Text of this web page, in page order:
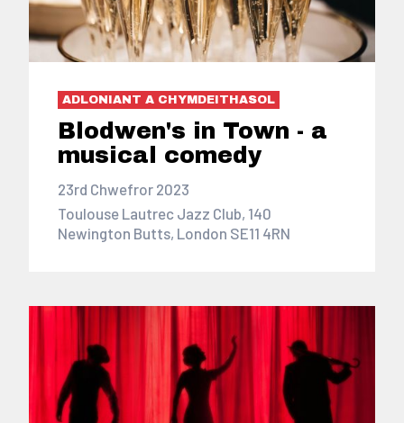
ADLONIANT A CHYMDEITHASOL
Blodwen's in Town - a
musical comedy
23rd Chwefror 2023
Toulouse Lautrec Jazz Club, 140
Newington Butts, London SE11 4RN